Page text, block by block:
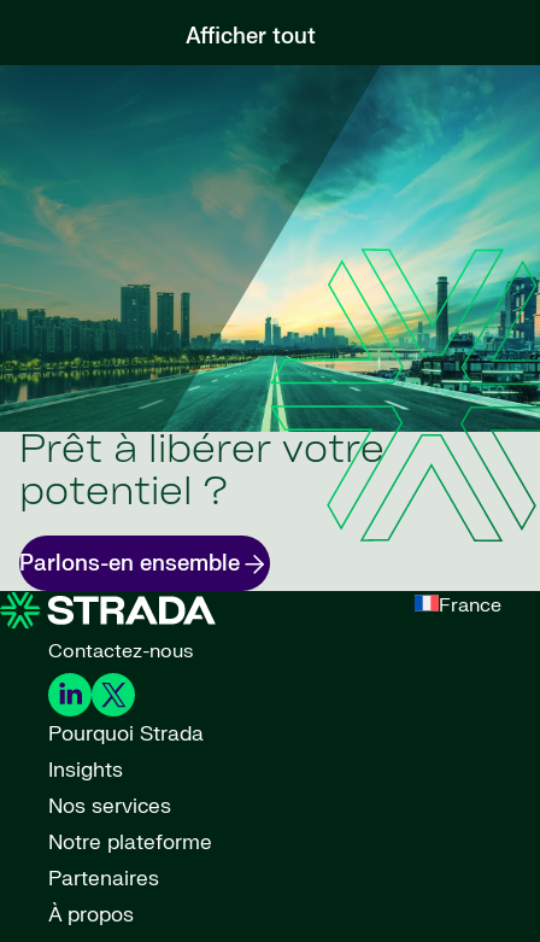
Afficher tout
Prêt à libérer votre
potentiel ?
Parlons-en ensemble
France
Contactez-nous
Pourquoi Strada
Insights
Nos services
Notre plateforme
Partenaires
À propos